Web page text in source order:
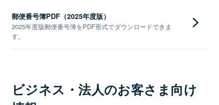
郵便番号簿PDF（2025年度版）
2025年度版郵便番号簿をPDF形式でダウンロードできま
す。
ビジネス・法人のお客さま向け